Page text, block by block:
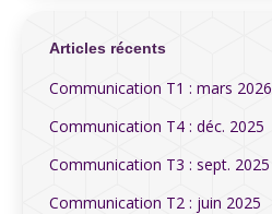
Articles récents
Communication T1 : mars 2026
Communication T4 : déc. 2025
Communication T3 : sept. 2025
Communication T2 : juin 2025